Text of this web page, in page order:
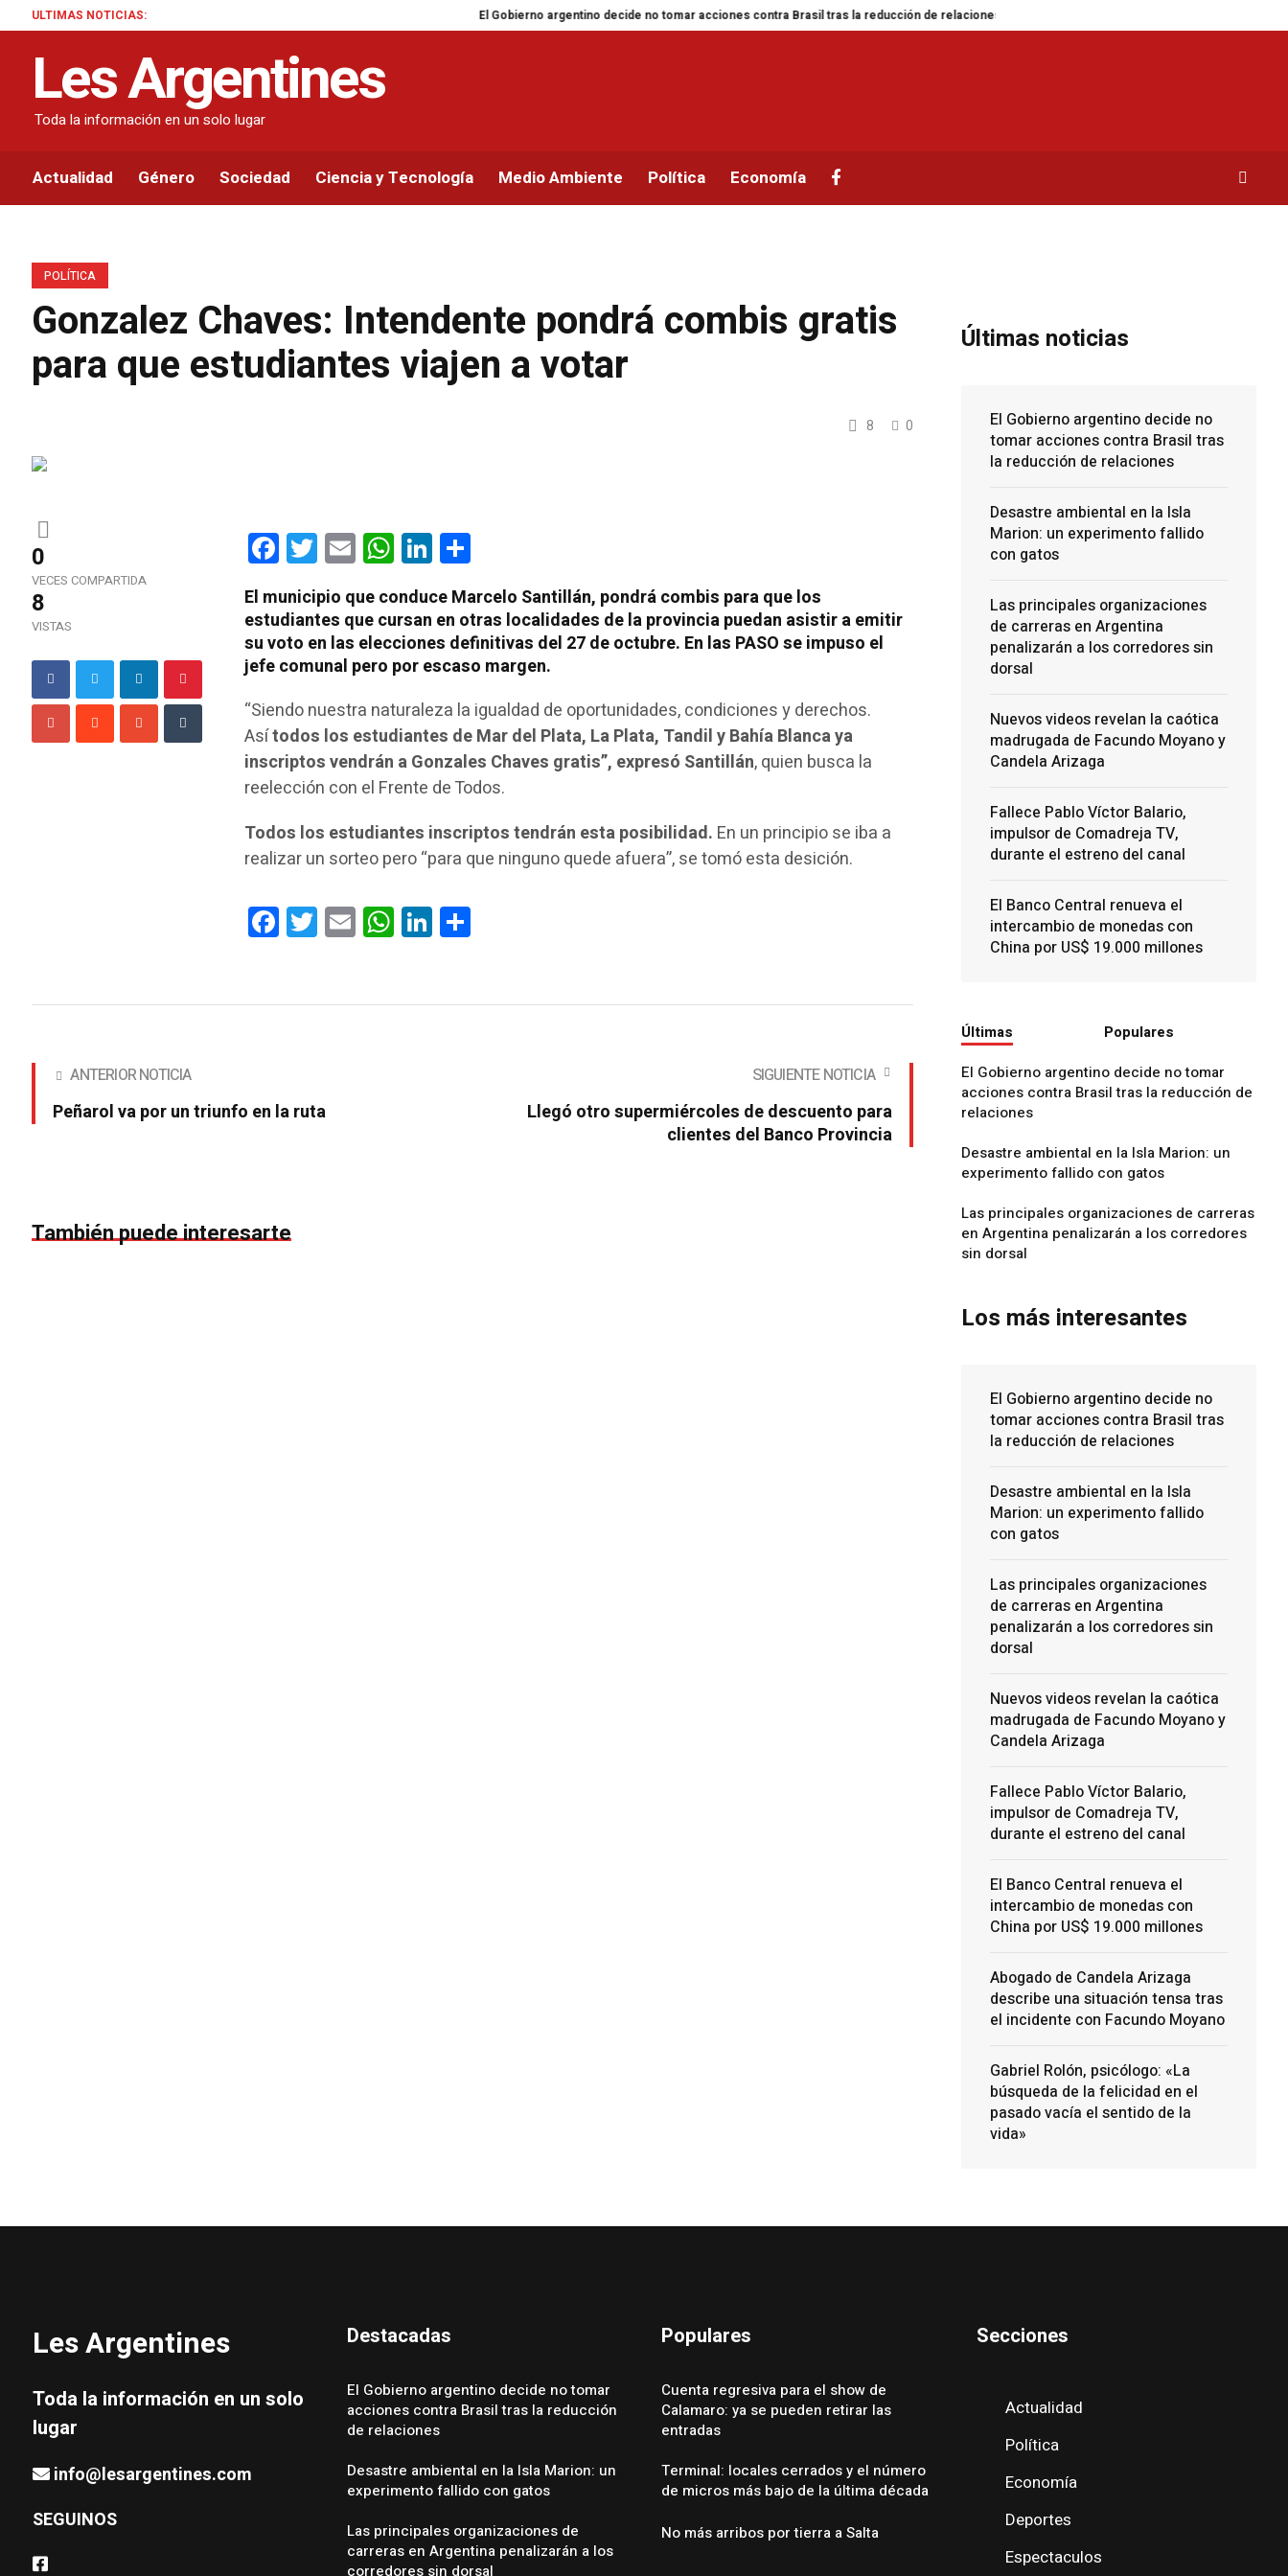
ULTIMAS NOTICIAS: El Gobierno argentino decide no tomar acciones contra Brasil tras la reducción de relaciones Desastre ambiental en la Isla Marion: un experimento
Les Argentines
Toda la información en un solo lugar
Actualidad Género Sociedad Ciencia y Tecnología Medio Ambiente Política Economía
POLÍTICA
Gonzalez Chaves: Intendente pondrá combis gratis
para que estudiantes viajen a votar
8 0
0
VECES COMPARTIDA
8
VISTAS
FacebookTwitterEmail WhatsAppLinkedIn
El municipio que conduce Marcelo Santillán, pondrá combis para que los
estudiantes que cursan en otras localidades de la provincia puedan asistir a emitir
su voto en las elecciones definitivas del 27 de octubre. En las PASO se impuso el
jefe comunal pero por escaso margen.
“Siendo nuestra naturaleza la igualdad de oportunidades, condiciones y derechos.
Asítodos los estudiantes de Mar del Plata, La Plata, Tandil y Bahía Blanca ya
inscriptos vendrán a Gonzales Chaves gratis”, expresó Santillán, quien busca la
reelección con el Frente de Todos.
Todos los estudiantes inscriptos tendrán esta posibilidad. En un principio se iba a
realizar un sorteo pero “para que ninguno quede afuera”, se tomó esta desición.
FacebookTwitterEmail WhatsAppLinkedIn
ANTERIOR NOTICIA
Peñarol va por un triunfo en la ruta
SIGUIENTE NOTICIA
Llegó otro supermiércoles de descuento para
clientes del Banco Provincia
También puede interesarte
Últimas noticias
El Gobierno argentino decide no
tomar acciones contra Brasil tras
la reducción de relaciones
Desastre ambiental en la Isla
Marion: un experimento fallido
con gatos
Las principales organizaciones
de carreras en Argentina
penalizarán a los corredores sin
dorsal
Nuevos videos revelan la caótica
madrugada de Facundo Moyano y
Candela Arizaga
Fallece Pablo Víctor Balario,
impulsor de Comadreja TV,
durante el estreno del canal
El Banco Central renueva el
intercambio de monedas con
China por US$ 19.000 millones
Últimas
Populares
El Gobierno argentino decide no tomar
acciones contra Brasil tras la reducción de
relaciones
Desastre ambiental en la Isla Marion: un
experimento fallido con gatos
Las principales organizaciones de carreras
en Argentina penalizarán a los corredores
sin dorsal
Los más interesantes
El Gobierno argentino decide no
tomar acciones contra Brasil tras
la reducción de relaciones
Desastre ambiental en la Isla
Marion: un experimento fallido
con gatos
Las principales organizaciones
de carreras en Argentina
penalizarán a los corredores sin
dorsal
Nuevos videos revelan la caótica
madrugada de Facundo Moyano y
Candela Arizaga
Fallece Pablo Víctor Balario,
impulsor de Comadreja TV,
durante el estreno del canal
El Banco Central renueva el
intercambio de monedas con
China por US$ 19.000 millones
Abogado de Candela Arizaga
describe una situación tensa tras
el incidente con Facundo Moyano
Gabriel Rolón, psicólogo: «La
búsqueda de la felicidad en el
pasado vacía el sentido de la
vida»
Les Argentines
Toda la información en un solo
lugar
info@lesargentines.com
SEGUINOS
Destacadas
El Gobierno argentino decide no tomar
acciones contra Brasil tras la reducción
de relaciones
Desastre ambiental en la Isla Marion: un
experimento fallido con gatos
Las principales organizaciones de
carreras en Argentina penalizarán a los
corredores sin dorsal
Populares
Cuenta regresiva para el show de
Calamaro: ya se pueden retirar las
entradas
Terminal: locales cerrados y el número
de micros más bajo de la última década
No más arribos por tierra a Salta
Secciones
Actualidad
Política
Economía
Deportes
Espectaculos